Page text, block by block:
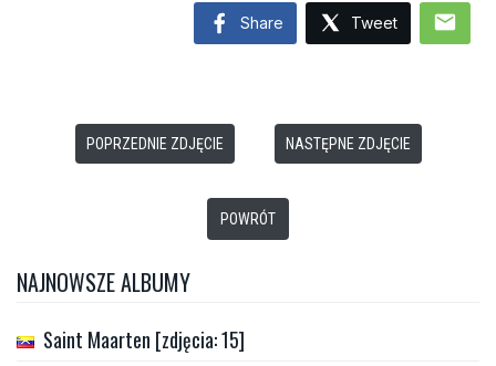
Share Tweet mail
POPRZEDNIE ZDJĘCIE NASTĘPNE ZDJĘCIE
POWRÓT
NAJNOWSZE ALBUMY
Saint Maarten [zdjęcia: 15]